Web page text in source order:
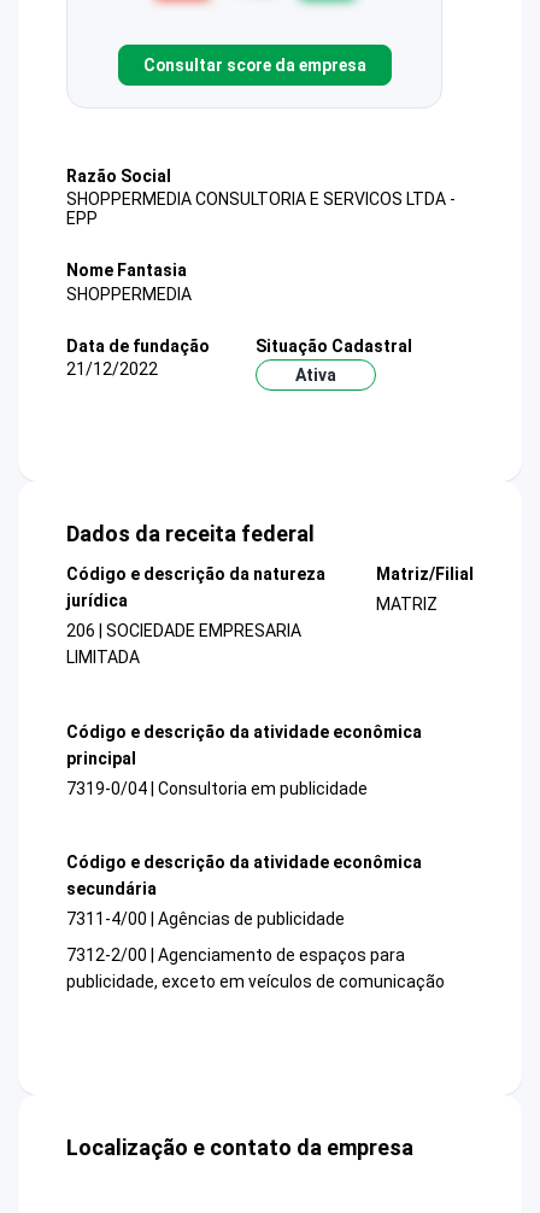
Consultar score da empresa
Razão Social
SHOPPERMEDIA CONSULTORIA E SERVICOS LTDA -
EPP
Nome Fantasia
SHOPPERMEDIA
Data de fundação
21/12/2022
Situação Cadastral
Ativa
Dados da receita federal
Código e descrição da natureza
jurídica
206 | SOCIEDADE EMPRESARIA
LIMITADA
Matriz/Filial
MATRIZ
Código e descrição da atividade econômica
principal
7319-0/04 | Consultoria em publicidade
Código e descrição da atividade econômica
secundária
7311-4/00 | Agências de publicidade
7312-2/00 | Agenciamento de espaços para
publicidade, exceto em veículos de comunicação
Localização e contato da empresa